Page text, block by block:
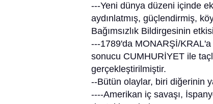
---Yeni dünya düzeni içinde
aydınlatmış, güçlendirmiş,
Bağımsızlık Bildirgesinin
---1789'da MONARŞİ/KRAL'a
sonucu CUMHURİYET ile
gerçekleştirilmiştir.
--Bütün olaylar, biri diğerinin
----Amerikan iç savaşı,